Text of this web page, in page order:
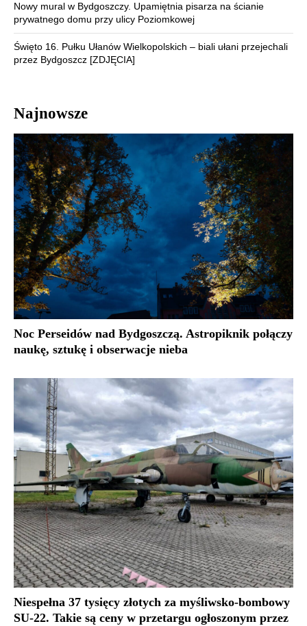
Nowy mural w Bydgoszczy. Upamiętnia pisarza na ścianie
prywatnego domu przy ulicy Poziomkowej
Święto 16. Pułku Ułanów Wielkopolskich – biali ułani przejechali
przez Bydgoszcz [ZDJĘCIA]
Najnowsze
Noc Perseidów nad Bydgoszczą. Astropiknik połączy
naukę, sztukę i obserwacje nieba
Niespełna 37 tysięcy złotych za myśliwsko-bombowy
SU-22. Takie są ceny w przetargu ogłoszonym przez